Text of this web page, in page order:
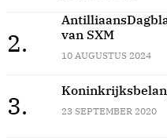
2.
van SXM
10 AUGUSTUS 2024
3. 23 SEPTEMBER 2020